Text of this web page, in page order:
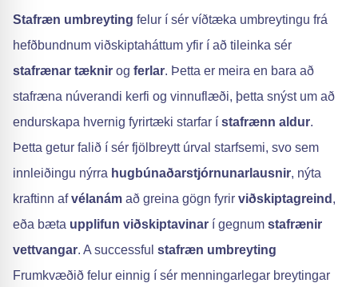
Stafræn umbreyting felur í sér víðtæka umbreytingu frá
hefðbundnum viðskiptaháttum yfir í að tileinka sér
stafrænar tæknir og ferlar. Þetta er meira en bara að
stafræna núverandi kerfi og vinnuflæði, þetta snýst um að
endurskapa hvernig fyrirtæki starfar í stafrænn aldur.
Þetta getur falið í sér fjölbreytt úrval starfsemi, svo sem
innleiðingu nýrra hugbúnaðarstjórnunarlausnir, nýta
kraftinn afvélanám að greina gögn fyrir viðskiptagreind ,
eða bæta upplifun viðskiptavinar í gegnum stafrænir
vettvangar. A successful stafræn umbreyting
Frumkvæðið felur einnig í sér menningarlegar breytingar